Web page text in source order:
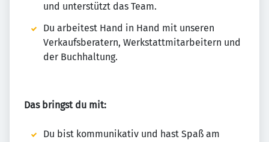
und unterstützt das Team.
Du arbeitest Hand in Hand mit unseren
Verkaufsberatern, Werkstattmitarbeitern und
der Buchhaltung.
Das bringst du mit:
Du bist kommunikativ und hast Spaß am